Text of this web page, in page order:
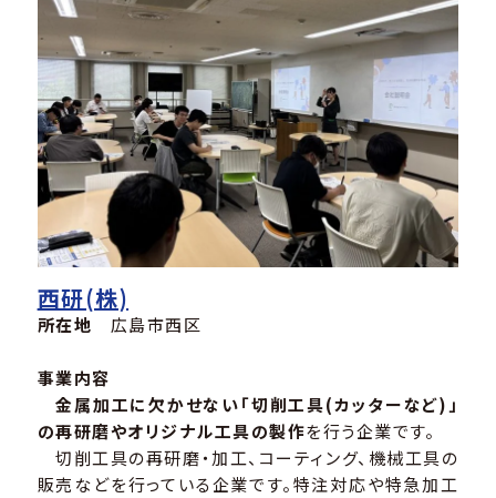
西研(株)
所在地 広島市西区
事業内容
金属加工に欠かせない「切削工具(カッターなど)」
の再研磨やオリジナル工具の製作を行う企業です。
切削工具の再研磨・加工、コーティング、機械工具の
販売などを行っている企業です。特注対応や特急加工